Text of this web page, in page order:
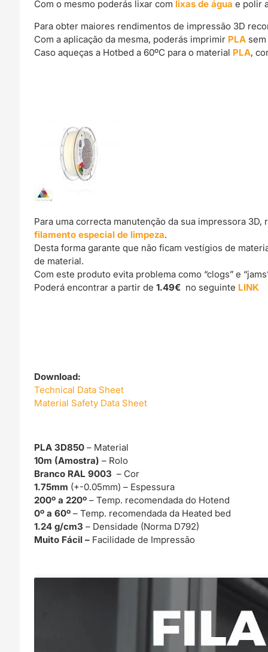
Com o mesmo poderás lixar com lixas de água e polir
Para obter maiores rendimentos de impressão 3D
Com a aplicação da mesma, poderás imprimir PLA
Caso aqueças a Hotbed a 60ºC para o material PLA,
Para uma correcta manutenção da sua impressora
filamento especial de limpeza.
Desta forma garante que não ficam vestígios de
de material.
Com este produto evita problema como “clogs” e
Poderá encontrar a partir de1.49€ no seguinte LINK
Download:
Technical Data Sheet
Material Safety Data Sheet
PLA 3D850 – Material
10m (Amostra) – Rolo
Branco RAL 9003– Cor
1.75mm (+-0.05mm) – Espessura
200º a 220º– Temp. recomendada do Hotend
0º a 60º– Temp. recomendada da Heated bed
1.24 g/cm3– Densidade (Norma D792)
Muito Fácil – Facilidade de Impressão